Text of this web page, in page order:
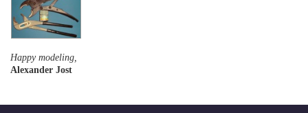
Happy modeling,
Alexander Jost